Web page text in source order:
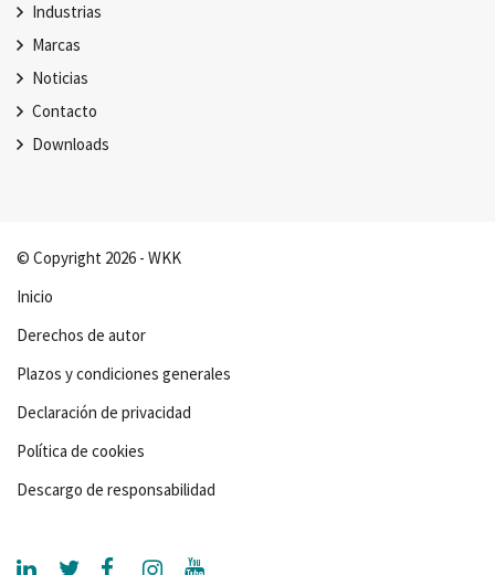
Industrias
Marcas
Noticias
Contacto
Downloads
© Copyright 2026 - WKK
Inicio
Derechos de autor
Plazos y condiciones generales
Declaración de privacidad
Política de cookies
Descargo de responsabilidad